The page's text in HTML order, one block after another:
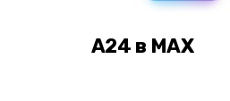
А24 в MAX